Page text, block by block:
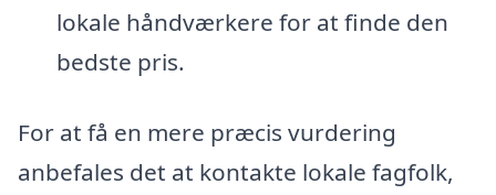
lokale håndværkere for at finde den
bedste pris.
For at få en mere præcis vurdering
anbefales det at kontakte lokale fagfolk,